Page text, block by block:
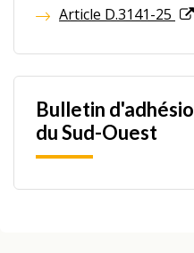
Article D.3141-25
Bulletin
du Sud-Ouest